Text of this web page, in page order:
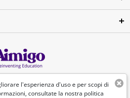
l'esperienza d'uso e per scopi di
consultate la nostra politica
Italiano